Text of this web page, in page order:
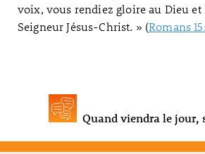
voix, vous rendiez gloire au Dieu et
Seigneur Jésus-Christ. » (Romans
Quand viendra le jour,